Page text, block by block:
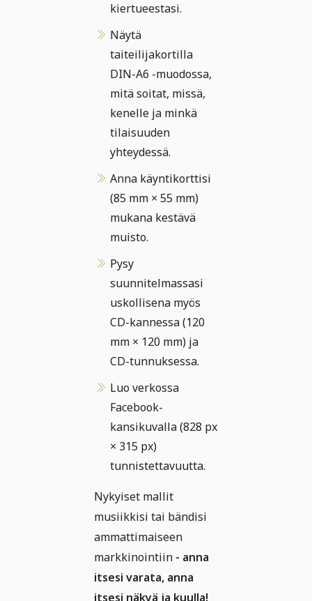
kiertueestasi.
Näytä
taiteilijakortilla
DIN-A6 -muodossa,
mitä soitat, missä,
kenelle ja minkä
tilaisuuden
yhteydessä.
Anna käyntikorttisi
(85 mm × 55 mm)
mukana kestävä
muisto.
Pysy
suunnitelmassasi
uskollisena myös
CD-kannessa (120
mm × 120 mm) ja
CD-tunnuksessa.
Luo verkossa
Facebook-
kansikuvalla (828 px
× 315 px)
tunnistettavuutta.
Nykyiset mallit
musiikkisi tai bändisi
ammattimaiseen
markkinointiin - anna
itsesi varata, anna
itsesi näkyä ja kuulla!